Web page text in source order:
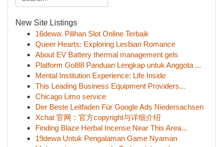
New Site Listings
16dewa: Pilihan Slot Online Terbaik
Queer Hearts: Exploring Lesbian Romance
About EV Battery thermal management gels
Platform Gol88 Panduan Lengkap untuk Anggota ...
Mental Institution Experience: Life Inside
This Leading Business Equipment Providers...
Chicago Limo service
Der Beste Leitfaden Für Google Ads Niedersachsen
Xchat 官网：官方copyright与详细介绍
Finding Blaze Herbal Incense Near This Area...
19dewa Untuk Pengalaman Game Nyaman